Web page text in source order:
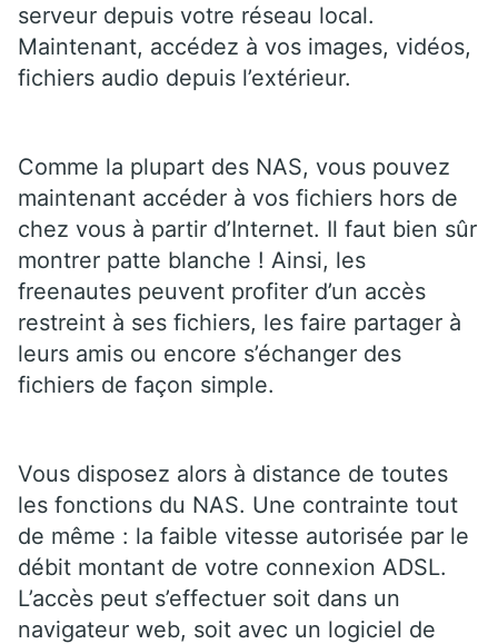
serveur depuis votre réseau local.
Maintenant, accédez à vos images, vidéos,
fichiers audio depuis l’extérieur.
Comme la plupart des NAS, vous pouvez
maintenant accéder à vos fichiers hors de
chez vous à partir d’Internet. Il faut bien sûr
montrer patte blanche ! Ainsi, les
freenautes peuvent profiter d’un accès
restreint à ses fichiers, les faire partager à
leurs amis ou encore s’échanger des
fichiers de façon simple.
Vous disposez alors à distance de toutes
les fonctions du NAS. Une contrainte tout
de même : la faible vitesse autorisée par le
débit montant de votre connexion ADSL.
L’accès peut s’effectuer soit dans un
navigateur web, soit avec un logiciel de